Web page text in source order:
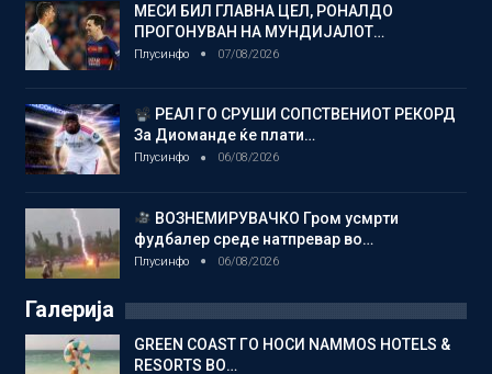
МЕСИ БИЛ ГЛАВНА ЦЕЛ, РОНАЛДО
ПРОГОНУВАН НА МУНДИЈАЛОТ…
Плусинфо 07/08/2026
РЕАЛ ГО СРУШИ СОПСТВЕНИОТ РЕКОРД
За Диоманде ќе плати…
Плусинфо 06/08/2026
ВОЗНЕМИРУВАЧКО Гром усмрти
фудбалер среде натпревар во…
Плусинфо 06/08/2026
Галерија
GREEN COAST ГО НОСИ NAMMOS HOTELS &
RESORTS ВО…